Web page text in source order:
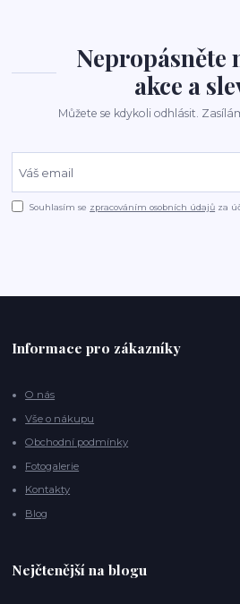
Nepropásněte
akce a
Můžete se kdykoli odhlásit.
Souhlasím se zpracováním osobních údajů za
Informace pro zákazníky
O nás
Vše o nákupu
Obchodní podmínky
Fotogalerie
Kontakty
Blog
Nejčtenější na blogu